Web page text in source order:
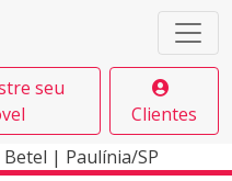
seu
Clientes
Betel | Paulínia/SP